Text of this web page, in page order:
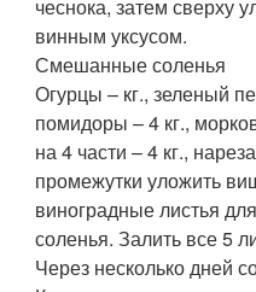
чеснока, затем сверху
винным уксусом.
Смешанные соленья
Огурцы – кг., зеленый
помидоры – 4 кг.,
на 4 части – 4 кг.,
промежутки уложить
виноградные листья
соленья. Залить все 5
Через несколько дней